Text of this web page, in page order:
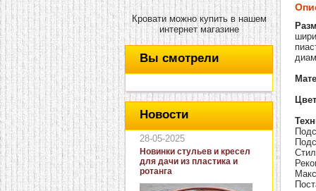
Кровати можно купить в нашем
интернет магазине
Вы смотрели
Новости
28-05-2025
Новинки стульев и кресел
для дачи из пластика и
ротанга